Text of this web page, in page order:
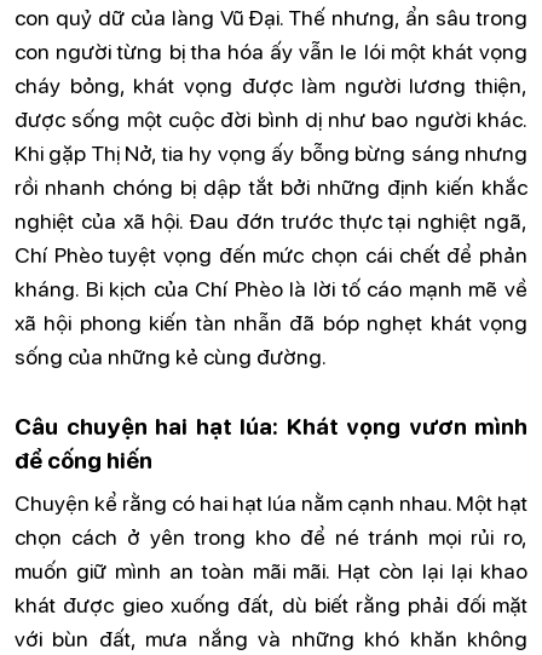
con quỷ dữ của làng Vũ Đại. Thế nhưng, ẩn sâu trong
con người từng bị tha hóa ấy vẫn le lói một khát vọng
cháy bỏng, khát vọng được làm người lương thiện,
được sống một cuộc đời bình dị như bao người khác.
Khi gặp Thị Nở, tia hy vọng ấy bỗng bừng sáng nhưng
rồi nhanh chóng bị dập tắt bởi những định kiến khắc
nghiệt của xã hội. Đau đớn trước thực tại nghiệt ngã,
Chí Phèo tuyệt vọng đến mức chọn cái chết để phản
kháng. Bi kịch của Chí Phèo là lời tố cáo mạnh mẽ về
xã hội phong kiến tàn nhẫn đã bóp nghẹt khát vọng
sống của những kẻ cùng đường.
Câu chuyện hai hạt lúa: Khát vọng vươn mình
để cống hiến
Chuyện kể rằng có hai hạt lúa nằm cạnh nhau. Một hạt
chọn cách ở yên trong kho để né tránh mọi rủi ro,
muốn giữ mình an toàn mãi mãi. Hạt còn lại lại khao
khát được gieo xuống đất, dù biết rằng phải đối mặt
với bùn đất, mưa nắng và những khó khăn không